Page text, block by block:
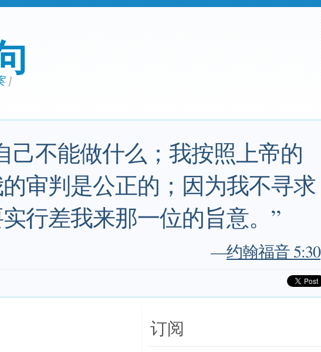
]
己不能做什么；我按照上帝的
审判是公正的；因为我不寻求
行差我来那一位的旨意。”
—约翰福音 5:30
订阅